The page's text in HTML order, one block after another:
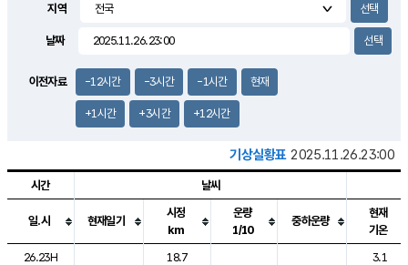
2.1m/s
지역
날짜
이전자료 -12시간 -3시간 -1시간 현재
+1시간 +3시간 +12시간
기상실황표 2025.11.26.23:00
도시별 기상실황표로 지점, 날씨, 기온, 강수, 바람, 기압등을 안내한 표입
시간 날씨
일.시 현재일기
시정
km
운량
1/10
중하운량
현재
기온
26.23H
18.7
3.1